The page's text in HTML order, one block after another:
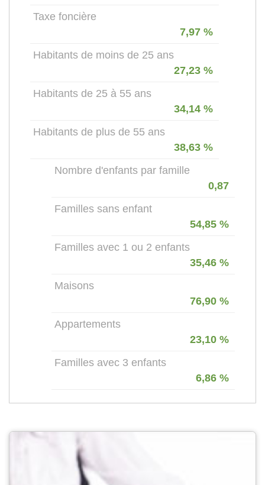
Taxe foncière
7,97 %
Habitants de moins de 25 ans
27,23 %
Habitants de 25 à 55 ans
34,14 %
Habitants de plus de 55 ans
38,63 %
Nombre d'enfants par famille
0,87
Familles sans enfant
54,85 %
Familles avec 1 ou 2 enfants
35,46 %
Maisons
76,90 %
Appartements
23,10 %
Familles avec 3 enfants
6,86 %